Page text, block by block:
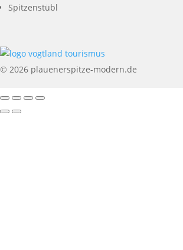
Spitzenstübl
© 2026 plauenerspitze-modern.de